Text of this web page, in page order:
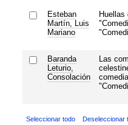
Esteban
Martín, Luis
Mariano
Huellas
Baranda
Leturio,
Consolación
Las
Seleccionar todo Deseleccionar